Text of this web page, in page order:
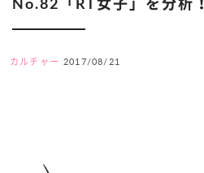
カルチャー 2017/08/21